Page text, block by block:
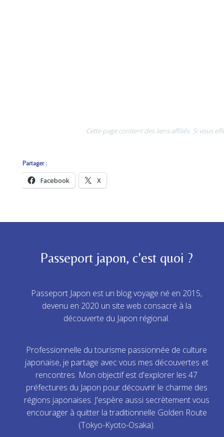
Cette page contient des liens affiliés. Si vous
Partager :
Facebook X
Passeport japon, c'est quoi ?
Passeport Japon est un blog voyage né en 2015,
devenu en 2020 un site web consacré à la
découverte du Japon régional.
Professionnelle du tourisme passionnée de culture
japonaise, je partage avec vous mes découvertes et
rencontres. Mon objectif est d'explorer les 47
préfectures du Japon pour découvrir le charme des
régions japonaises. J'espère aussi secrètement vous
encourager à quitter la traditionnelle Golden Route
(Tokyo-Kyoto-Osaka).